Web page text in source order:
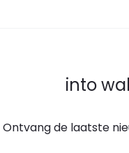
into
Ontvang de laatste